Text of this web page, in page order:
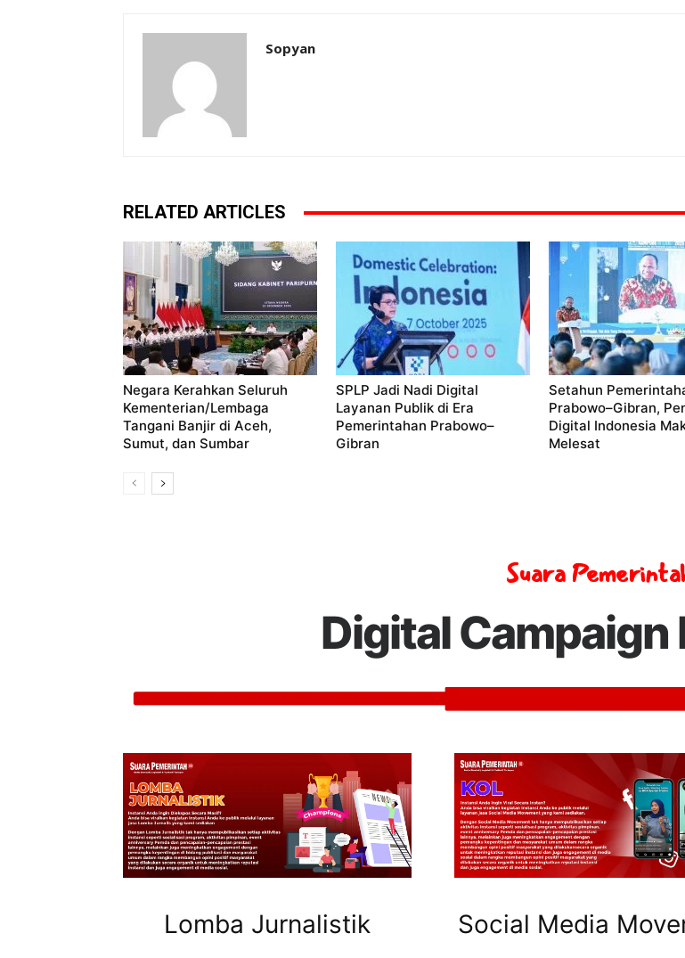
Sopyan
RELATED ARTICLES
Negara Kerahkan Seluruh
Kementerian/Lembaga
Tangani Banjir di Aceh,
Sumut, dan Sumbar
SPLP Jadi Nadi Digital
Layanan Publik di Era
Pemerintahan Prabowo–
Gibran
Setahun
Prabowo–Gibran,
Digital Indonesia
Melesat
Suara
Digital Campaign
Lomba Jurnalistik Social Media